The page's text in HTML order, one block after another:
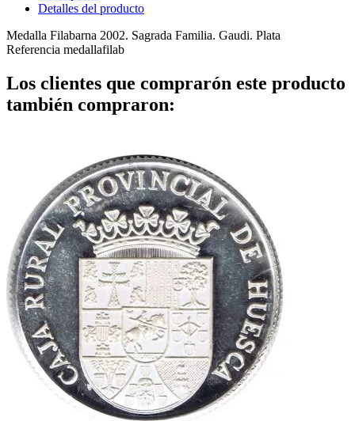
Detalles del producto
Medalla Filabarna 2002. Sagrada Familia. Gaudi. Plata
Referencia medallafilab
Los clientes que comprarón este producto
también compraron: